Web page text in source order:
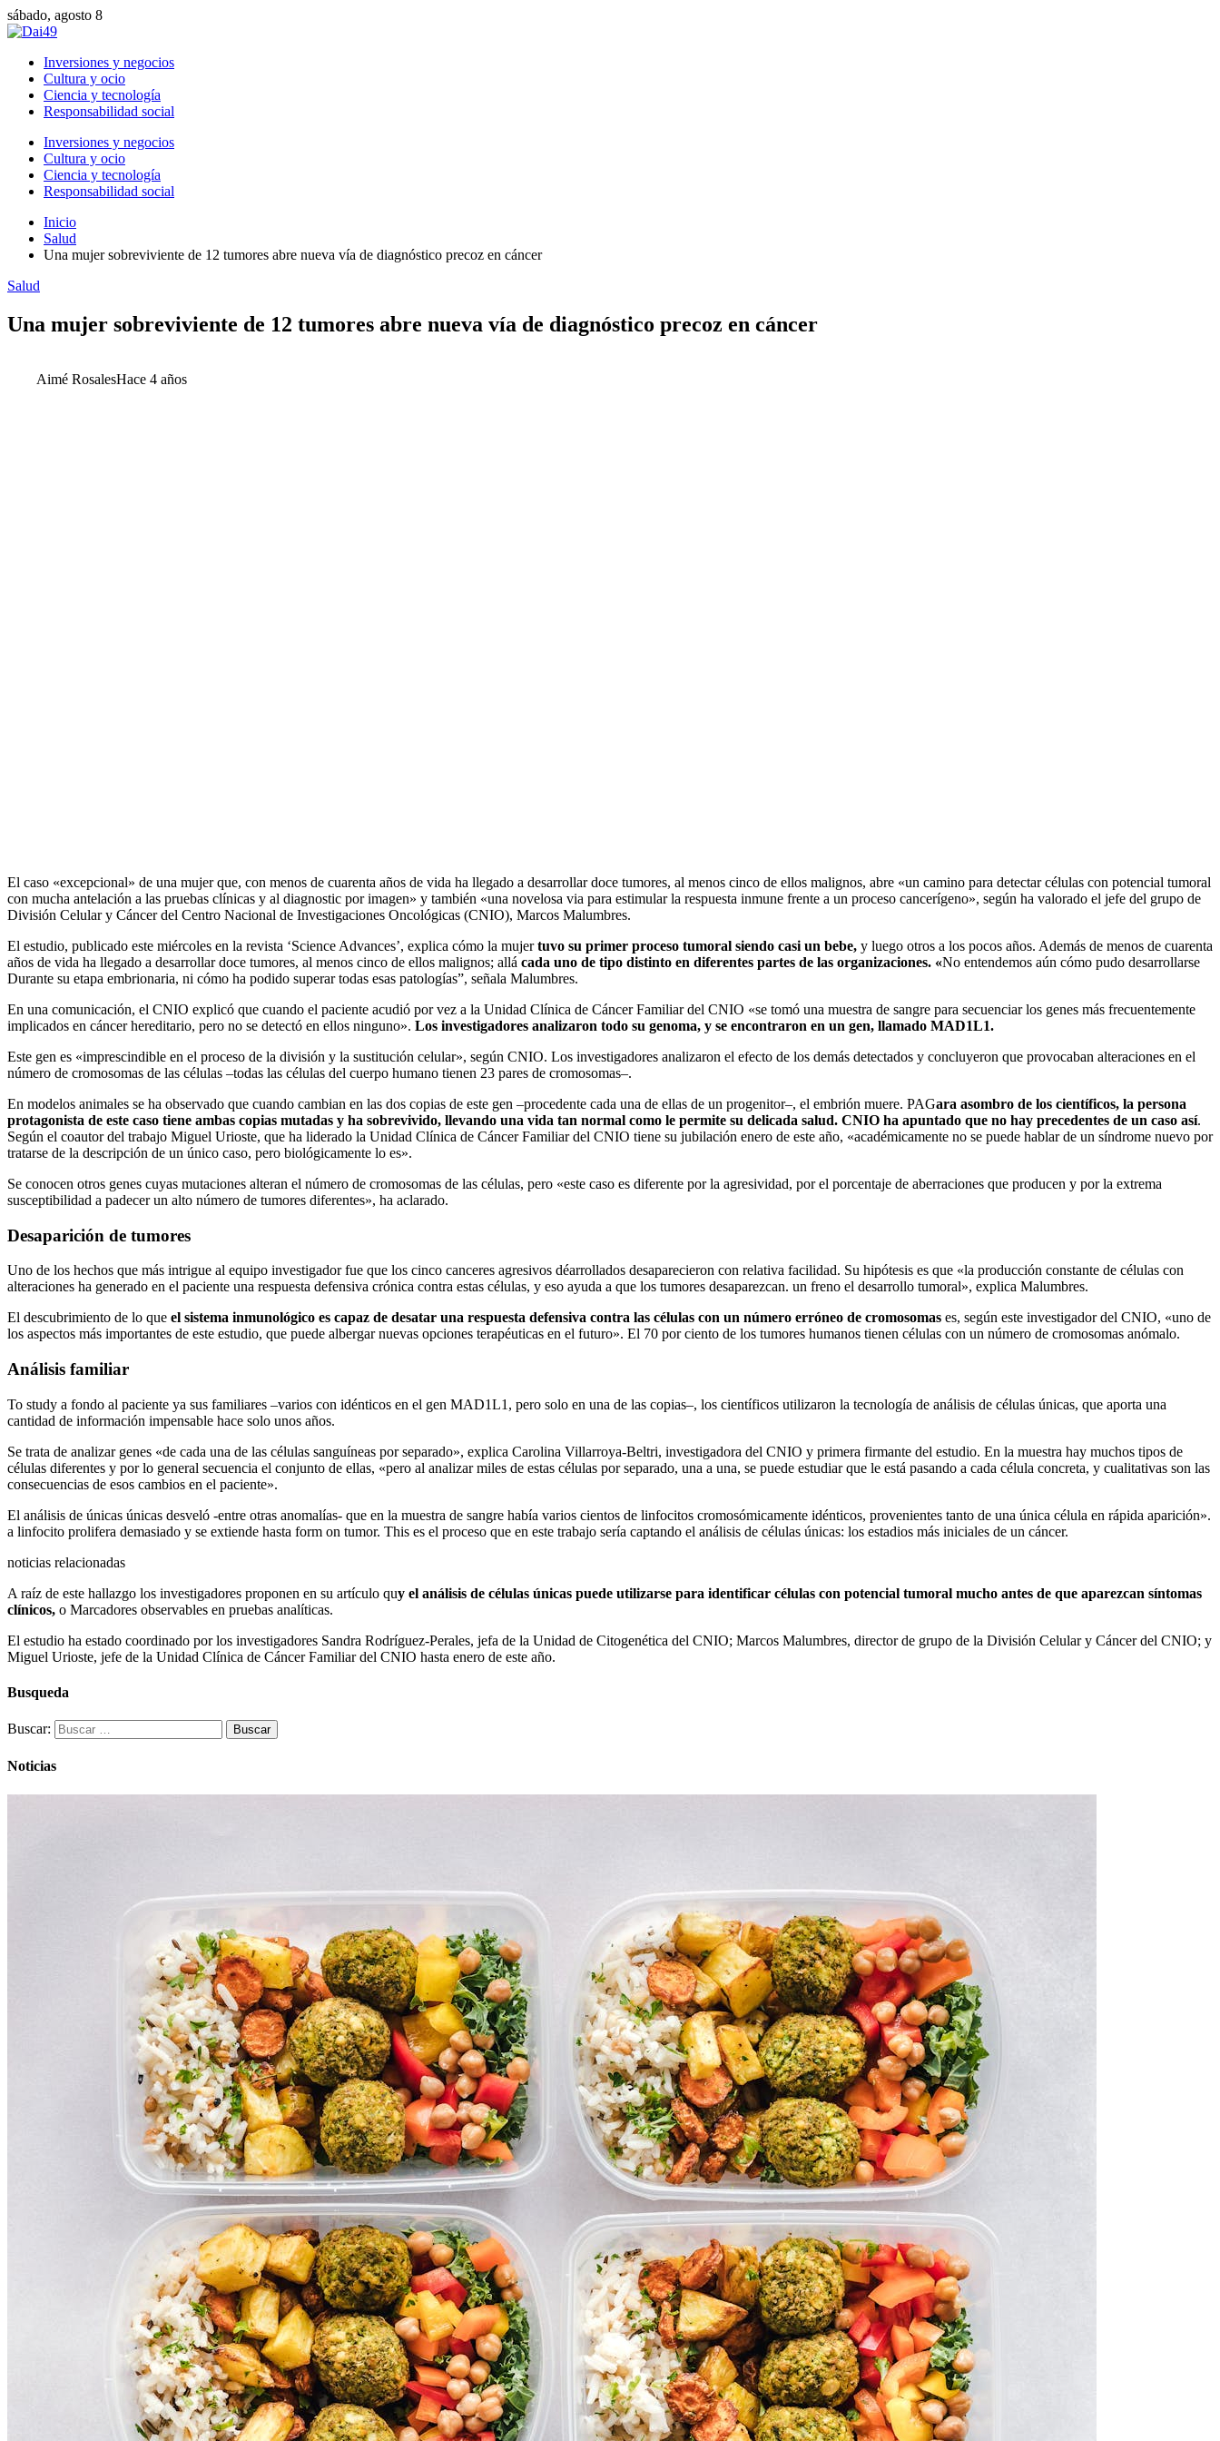
sábado, agosto 8
Inversiones y negocios
Cultura y ocio
Ciencia y tecnología
Responsabilidad social
Inversiones y negocios
Cultura y ocio
Ciencia y tecnología
Responsabilidad social
Inicio
Salud
Una mujer sobreviviente de 12 tumores abre nueva vía de diagnóstico precoz en cáncer
Salud
Una mujer sobreviviente de 12 tumores abre nueva vía de diagnóstico precoz en cáncer
Aimé RosalesHace 4 años
El caso «excepcional» de una mujer que, con menos de cuarenta años de vida ha llegado a desarrollar doce tumores, al menos cinco de ellos malignos, abre «un camino para detectar células con potencial tumoral
con mucha antelación a las pruebas clínicas y al diagnostic por imagen» y también «una novelosa via para estimular la respuesta inmune frente a un proceso cancerígeno», según ha valorado el jefe del grupo de
División Celular y Cáncer del Centro Nacional de Investigaciones Oncológicas (CNIO), Marcos Malumbres.
El estudio, publicado este miércoles en la revista ‘Science Advances’, explica cómo la mujertuvo su primer proceso tumoral siendo casi un bebe, y luego otros a los pocos años. Además de menos de cuarenta
años de vida ha llegado a desarrollar doce tumores, al menos cinco de ellos malignos; allá cada uno de tipo distinto en diferentes partes de las organizaciones. «No entendemos aún cómo pudo desarrollarse
Durante su etapa embrionaria, ni cómo ha podido superar todas esas patologías”, señala Malumbres.
En una comunicación, el CNIO explicó que cuando el paciente acudió por vez a la Unidad Clínica de Cáncer Familiar del CNIO «se tomó una muestra de sangre para secuenciar los genes más frecuentemente
implicados en cáncer hereditario, pero no se detectó en ellos ninguno». Los investigadores analizaron todo su genoma, y ​​se encontraron en un gen, llamado MAD1L1.
Este gen es «imprescindible en el proceso de la división y la sustitución celular», según CNIO. Los investigadores analizaron el efecto de los demás detectados y concluyeron que provocaban alteraciones en el
número de cromosomas de las células –todas las células del cuerpo humano tienen 23 pares de cromosomas–.
En modelos animales se ha observado que cuando cambian en las dos copias de este gen –procedente cada una de ellas de un progenitor–, el embrión muere. PAGara asombro de los científicos, la persona
protagonista de este caso tiene ambas copias mutadas y ha sobrevivido, llevando una vida tan normal como le permite su delicada salud. CNIO ha apuntado que no hay precedentes de un caso así.
Según el coautor del trabajo Miguel Urioste, que ha liderado la Unidad Clínica de Cáncer Familiar del CNIO tiene su jubilación enero de este año, «académicamente no se puede hablar de un síndrome nuevo por
tratarse de la descripción de un único caso, pero biológicamente lo es».
Se conocen otros genes cuyas mutaciones alteran el número de cromosomas de las células, pero «este caso es diferente por la agresividad, por el porcentaje de aberraciones que producen y por la extrema
susceptibilidad a padecer un alto número de tumores diferentes», ha aclarado.
Desaparición de tumores
Uno de los hechos que más intrigue al equipo investigador fue que los cinco canceres agresivos déarrollados desaparecieron con relativa facilidad. Su hipótesis es que «la producción constante de células con
alteraciones ha generado en el paciente una respuesta defensiva crónica contra estas células, y eso ayuda a que los tumores desaparezcan. un freno el desarrollo tumoral», explica Malumbres.
El descubrimiento de lo que el sistema inmunológico es capaz de desatar una respuesta defensiva contra las células con un número erróneo de cromosomas es, según este investigador del CNIO, «uno de
los aspectos más importantes de este estudio, que puede albergar nuevas opciones terapéuticas en el futuro». El 70 por ciento de los tumores humanos tienen células con un número de cromosomas anómalo.
Análisis familiar
To study a fondo al paciente ya sus familiares –varios con idénticos en el gen MAD1L1, pero solo en una de las copias–, los científicos utilizaron la tecnología de análisis de células únicas, que aporta una
cantidad de información impensable hace solo unos años.
Se trata de analizar genes «de cada una de las células sanguíneas por separado», explica Carolina Villarroya-Beltri, investigadora del CNIO y primera firmante del estudio. En la muestra hay muchos tipos de
células diferentes y por lo general secuencia el conjunto de ellas, «pero al analizar miles de estas células por separado, una a una, se puede estudiar que le está pasando a cada célula concreta, y cualitativas son las
consecuencias de esos cambios en el paciente».
El análisis de únicas únicas desveló -entre otras anomalías- que en la muestra de sangre había varios cientos de linfocitos cromosómicamente idénticos, provenientes tanto de una única célula en rápida aparición».
a linfocito prolifera demasiado y se extiende hasta form on tumor. This es el proceso que en este trabajo sería captando el análisis de células únicas: los estadios más iniciales de un cáncer.
noticias relacionadas
A raíz de este hallazgo los investigadores proponen en su artículo quy el análisis de células únicas puede utilizarse para identificar células con potencial tumoral mucho antes de que aparezcan síntomas
clínicos, o Marcadores observables en pruebas analíticas.
El estudio ha estado coordinado por los investigadores Sandra Rodríguez-Perales, jefa de la Unidad de Citogenética del CNIO; Marcos Malumbres, director de grupo de la División Celular y Cáncer del CNIO; y
Miguel Urioste, jefe de la Unidad Clínica de Cáncer Familiar del CNIO hasta enero de este año.
Busqueda
Buscar:
Noticias